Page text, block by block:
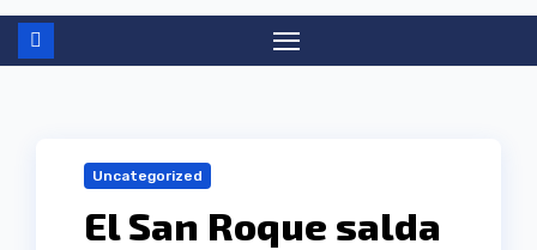
Uncategorized
El San Roque salda